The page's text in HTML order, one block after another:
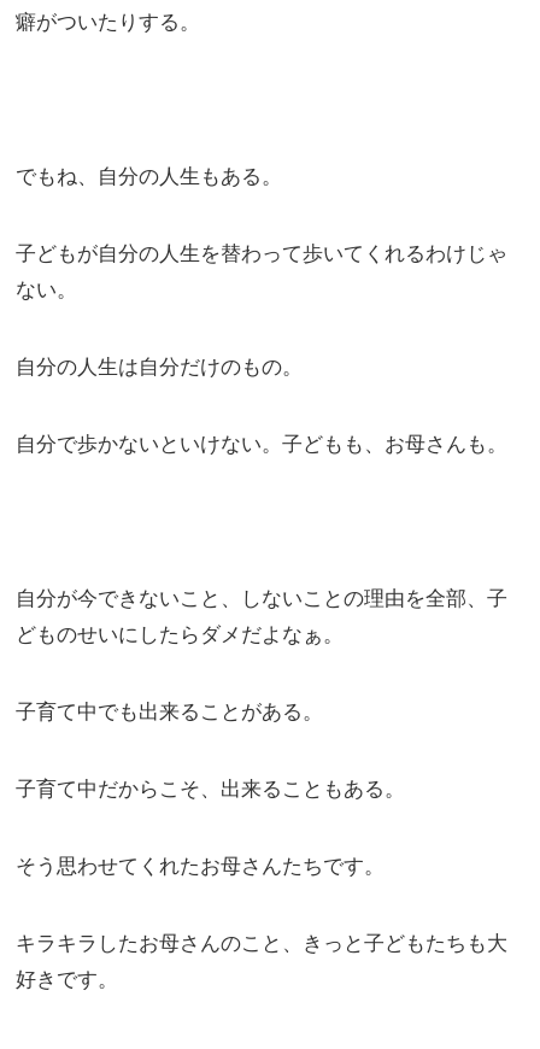
癖がついたりする。
でもね、自分の人生もある。
子どもが自分の人生を替わって歩いてくれるわけじゃ
ない。
自分の人生は自分だけのもの。
自分で歩かないといけない。子どもも、お母さんも。
自分が今できないこと、しないことの理由を全部、子
どものせいにしたらダメだよなぁ。
子育て中でも出来ることがある。
子育て中だからこそ、出来ることもある。
そう思わせてくれたお母さんたちです。
キラキラしたお母さんのこと、きっと子どもたちも大
好きです。